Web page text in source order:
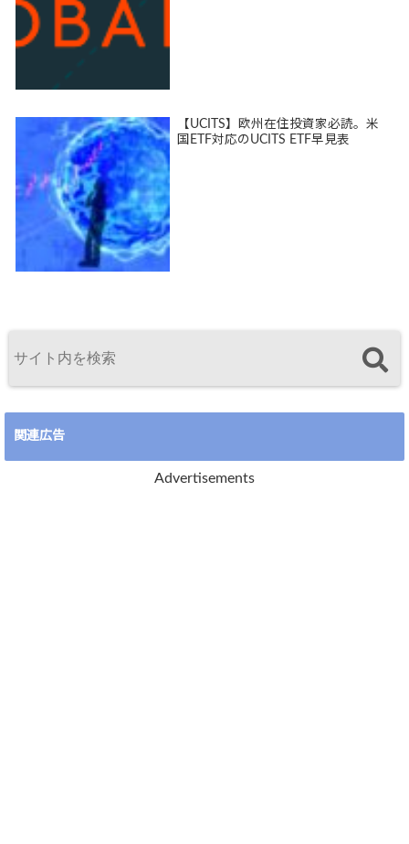
【UCITS】欧州在住投資家必読。米
国ETF対応のUCITS ETF早見表
関連広告
Advertisements